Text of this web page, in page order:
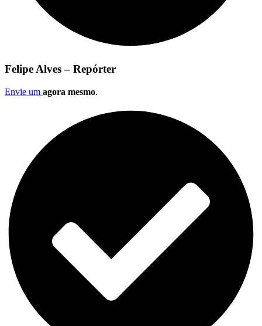
Felipe Alves – Repórter
Envie um agora mesmo.